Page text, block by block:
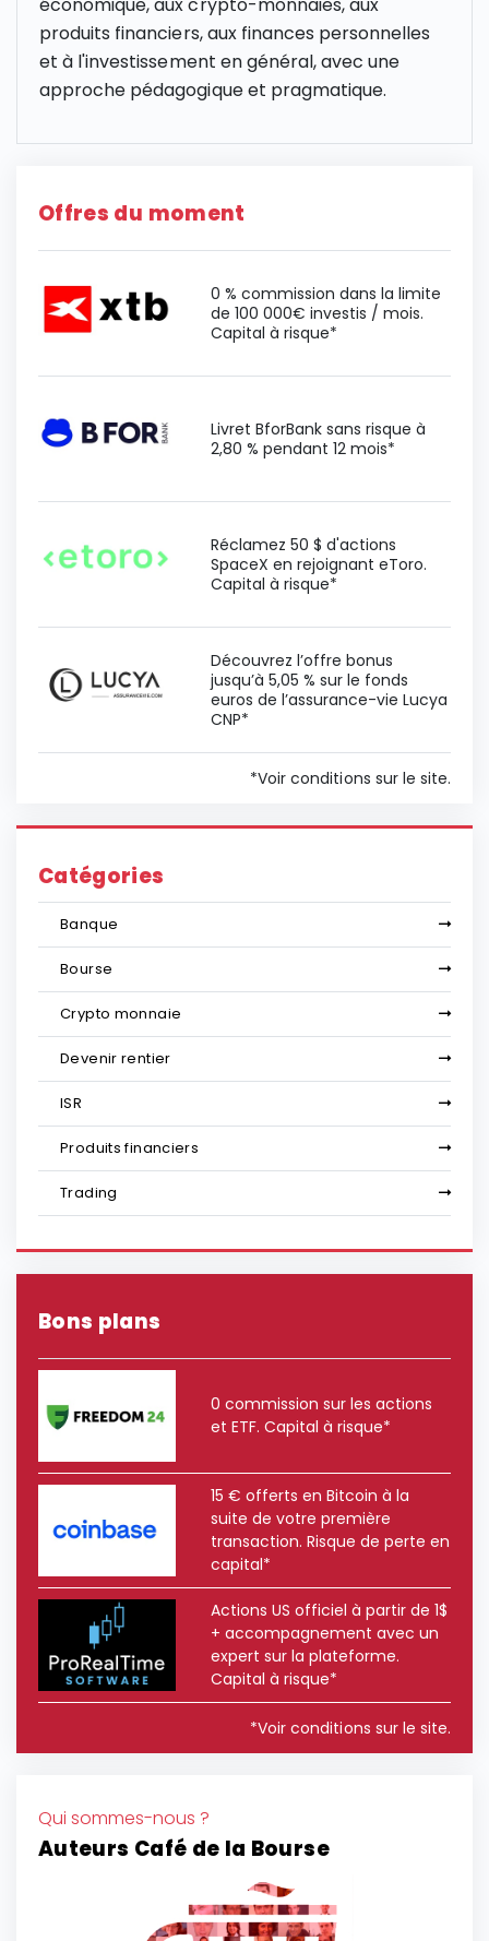
produits financiers, aux finances personnelles
et à l'investissement en général, avec une
approche pédagogique et pragmatique.
Offres du moment
0 % commission dans la limite
de 100 000€ investis / mois.
Capital à risque*
Livret BforBank sans risque à
2,80 % pendant 12 mois*
Réclamez 50 $ d'actions
SpaceX en rejoignant eToro.
Capital à risque*
Découvrez l’offre bonus
jusqu’à 5,05 % sur le fonds
euros de l’assurance-vie Lucya
CNP*
*Voir conditions sur le site.
Catégories
Banque
Bourse
Crypto monnaie
Devenir rentier
ISR
Produits financiers
Trading
Bons plans
0 commission sur les actions
et ETF. Capital à risque*
15 € offerts en Bitcoin à la
suite de votre première
transaction. Risque de perte en
capital*
Actions US officiel à partir de 1$
+ accompagnement avec un
expert sur la plateforme.
Capital à risque*
*Voir conditions sur le site.
Qui sommes-nous ?
Auteurs Café de la Bourse